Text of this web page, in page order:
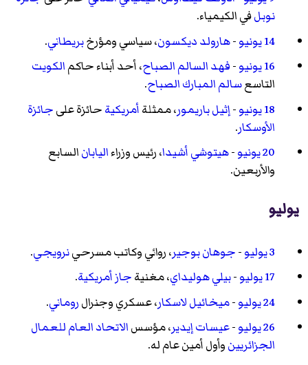
نوبلفي الكيمياء.
14 يونيو
-هارولد ديكسون، سياسي ومؤرخبريطاني.
16 يونيو
-فهد السالم الصباح، أحد أبناء حاكمالكويت
التاسعسالم المبارك الصباح.
18 يونيو
-إثيل باريمور، ممثلةأمريكيةحائزة علىجائزة
الأوسكار.
20 يونيو
-هيتوشي أشيدا، رئيس وزراءاليابانالسابع
والأربعين.
يوليو
3 يوليو -جوهان بوجير، روائي وكاتب مسرحينرويجي.
17 يوليو
-بيلي هوليداي، مغنيةجازأمريكية.
24 يوليو
-ميخائيل لاسكار، عسكري وجنرالروماني.
26 يوليو
-عيسات إيدير، مؤسسالاتحاد العام للعمال
الجزائريينوأول أمين عام له.